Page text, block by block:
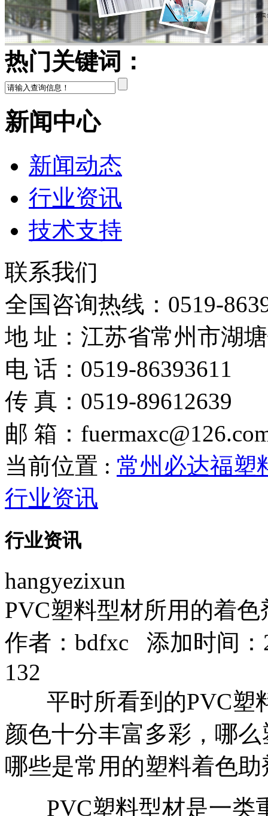
热门关键词：
新闻中心
新闻动态
行业资讯
技术支持
联系我们
全国咨询热线： 0519-
地 址：江苏省常州市湖
电 话：0519-86393611
传 真：0519-89612639
邮 箱：
当前位置 : 常州必达福塑
行业资讯
行业资讯
hangyezixun
PVC塑料型材所用的着
作者： bdfxc 添加时间：
132
平时所看到的PVC塑
颜色十分丰富多彩，哪
哪些是常用的塑料着色助
PVC塑料型材是一类